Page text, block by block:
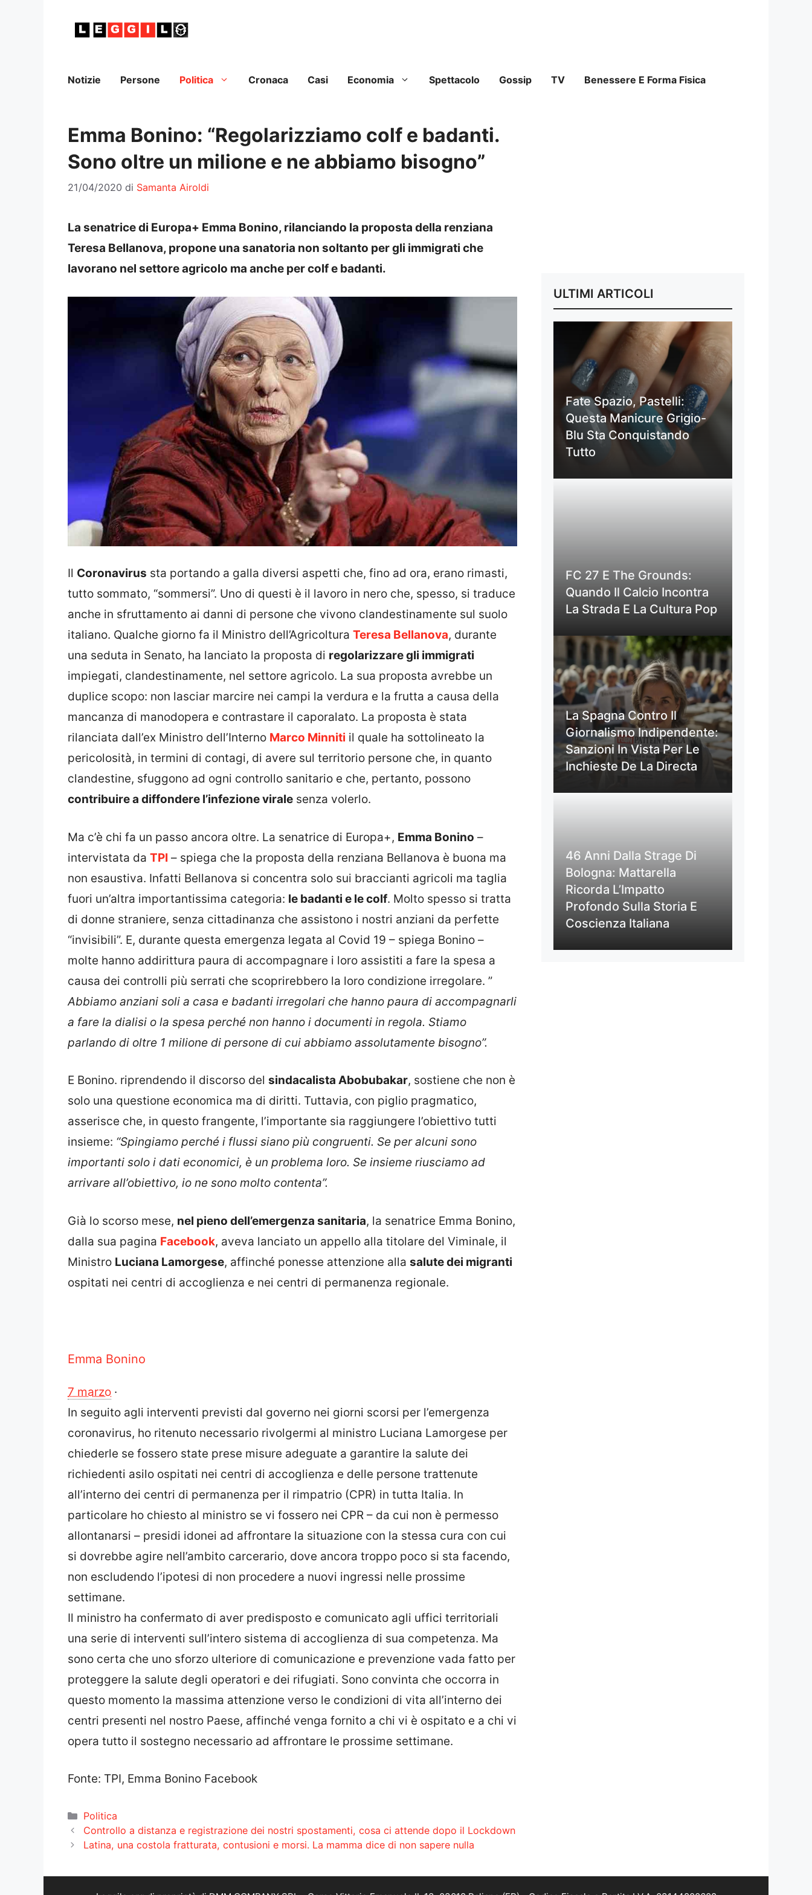
Notizie Persone Politica Cronaca Casi Economia Spettacolo Gossip TV Benessere E Forma Fisica
Emma Bonino: “Regolarizziamo colf e badanti.
Sono oltre un milione e ne abbiamo bisogno”
21/04/2020 di Samanta Airoldi
La senatrice di Europa+ Emma Bonino, rilanciando la proposta della renziana
Teresa Bellanova, propone una sanatoria non soltanto per gli immigrati che
lavorano nel settore agricolo ma anche per colf e badanti.
Il Coronavirus sta portando a galla diversi aspetti che, fino ad ora, erano rimasti,
tutto sommato, “sommersi”. Uno di questi è il lavoro in nero che, spesso, si traduce
anche in sfruttamento ai danni di persone che vivono clandestinamente sul suolo
italiano. Qualche giorno fa il Ministro dell’Agricoltura Teresa Bellanova, durante
una seduta in Senato, ha lanciato la proposta di regolarizzare gli immigrati
impiegati, clandestinamente, nel settore agricolo. La sua proposta avrebbe un
duplice scopo: non lasciar marcire nei campi la verdura e la frutta a causa della
mancanza di manodopera e contrastare il caporalato. La proposta è stata
rilanciata dall’ex Ministro dell’Interno Marco Minniti il quale ha sottolineato la
pericolosità, in termini di contagi, di avere sul territorio persone che, in quanto
clandestine, sfuggono ad ogni controllo sanitario e che, pertanto, possono
contribuire a diffondere l’infezione virale senza volerlo.
Ma c’è chi fa un passo ancora oltre. La senatrice di Europa+, Emma Bonino –
intervistata da TPI – spiega che la proposta della renziana Bellanova è buona ma
non esaustiva. Infatti Bellanova si concentra solo sui braccianti agricoli ma taglia
fuori un’altra importantissima categoria: le badanti e le colf. Molto spesso si tratta
di donne straniere, senza cittadinanza che assistono i nostri anziani da perfette
“invisibili”. E, durante questa emergenza legata al Covid 19 – spiega Bonino –
molte hanno addirittura paura di accompagnare i loro assistiti a fare la spesa a
causa dei controlli più serrati che scoprirebbero la loro condizione irregolare. ”
Abbiamo anziani soli a casa e badanti irregolari che hanno paura di accompagnarli
a fare la dialisi o la spesa perché non hanno i documenti in regola. Stiamo
parlando di oltre 1 milione di persone di cui abbiamo assolutamente bisogno”.
E Bonino. riprendendo il discorso del sindacalista Abobubakar, sostiene che non è
solo una questione economica ma di diritti. Tuttavia, con piglio pragmatico,
asserisce che, in questo frangente, l’importante sia raggiungere l’obiettivo tutti
insieme: “Spingiamo perché i flussi siano più congruenti. Se per alcuni sono
importanti solo i dati economici, è un problema loro. Se insieme riusciamo ad
arrivare all’obiettivo, io ne sono molto contenta”.
Già lo scorso mese, nel pieno dell’emergenza sanitaria, la senatrice Emma Bonino,
dalla sua pagina Facebook, aveva lanciato un appello alla titolare del Viminale, il
Ministro Luciana Lamorgese, affinché ponesse attenzione alla salute dei migranti
ospitati nei centri di accoglienza e nei centri di permanenza regionale.
Emma Bonino
7 marzo ·
In seguito agli interventi previsti dal governo nei giorni scorsi per l’emergenza
coronavirus, ho ritenuto necessario rivolgermi al ministro Luciana Lamorgese per
chiederle se fossero state prese misure adeguate a garantire la salute dei
richiedenti asilo ospitati nei centri di accoglienza e delle persone trattenute
all’interno dei centri di permanenza per il rimpatrio (CPR) in tutta Italia. In
particolare ho chiesto al ministro se vi fossero nei CPR – da cui non è permesso
allontanarsi – presidi idonei ad affrontare la situazione con la stessa cura con cui
si dovrebbe agire nell’ambito carcerario, dove ancora troppo poco si sta facendo,
non escludendo l’ipotesi di non procedere a nuovi ingressi nelle prossime
settimane.
Il ministro ha confermato di aver predisposto e comunicato agli uffici territoriali
una serie di interventi sull’intero sistema di accoglienza di sua competenza. Ma
sono certa che uno sforzo ulteriore di comunicazione e prevenzione vada fatto per
proteggere la salute degli operatori e dei rifugiati. Sono convinta che occorra in
questo momento la massima attenzione verso le condizioni di vita all’interno dei
centri presenti nel nostro Paese, affinché venga fornito a chi vi è ospitato e a chi vi
opera tutto il sostegno necessario ad affrontare le prossime settimane.
Fonte: TPI, Emma Bonino Facebook
Categorie
Politica
Controllo a distanza e registrazione dei nostri spostamenti, cosa ci attende dopo il Lockdown
Latina, una costola fratturata, contusioni e morsi. La mamma dice di non sapere nulla
ULTIMI ARTICOLI
Fate Spazio, Pastelli:
Questa Manicure Grigio-
Blu Sta Conquistando
Tutto
FC 27 E The Grounds:
Quando Il Calcio Incontra
La Strada E La Cultura Pop
La Spagna Contro Il
Giornalismo Indipendente:
Sanzioni In Vista Per Le
Inchieste De La Directa
46 Anni Dalla Strage Di
Bologna: Mattarella
Ricorda L’Impatto
Profondo Sulla Storia E
Coscienza Italiana